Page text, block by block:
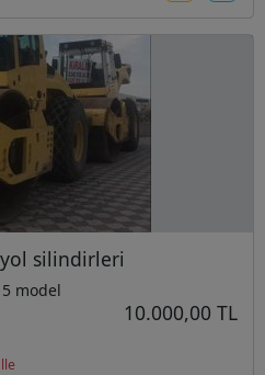
silindirleri
model
10.000,00 TL